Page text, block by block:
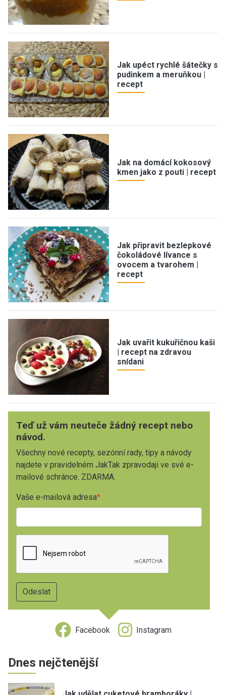
Jak upéct rychlé šátečky s
pudinkem a meruňkou |
recept
Jak na domácí kokosový
kmen jako z pouti | recept
Jak připravit bezlepkové
čokoládové lívance s
ovocem a tvarohem |
recept
Jak uvařit kukuřičnou kaši
| recept na zdravou
snídani
Teď už vám neuteče žádný recept nebo
návod.
Všechny nové recepty, sezónní rady, tipy a návody
najdete v pravidelném JakTak zpravodaji ve své e-
mailové schránce. ZDARMA.
Vaše e-mailová adresa
Facebook Instagram
Dnes nejčtenější